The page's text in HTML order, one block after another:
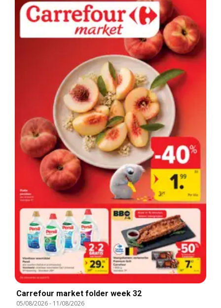
Carrefour market folder week 32
05/08/2026- 11/08/2026